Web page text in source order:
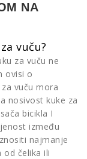
NA
vuču?
za vuču ne
ovisi o
vuču mora
nosivost kuke za
bicikla I
između
najmanje
od čelika ili